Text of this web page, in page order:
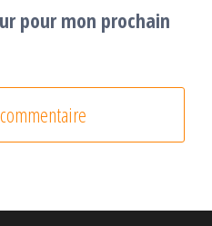
pour mon prochain